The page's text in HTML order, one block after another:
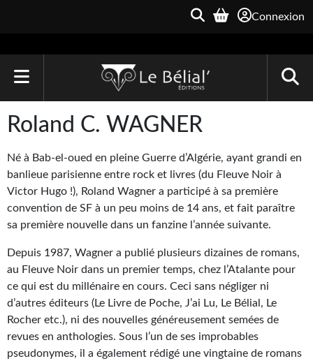
Connexion
ACCUEIL
Le Bélial'
Une Heure-Lumière
Parallaxe
Quarante-Deux
Kvasar
Pulps
Roland C. WAGNER
Né à Bab-el-oued en pleine Guerre d’Algérie, ayant grandi en
banlieue parisienne entre rock et livres (du Fleuve Noir à
Victor Hugo !), Roland Wagner a participé à sa première
convention de SF à un peu moins de 14 ans, et fait paraître
sa première nouvelle dans un fanzine l’année suivante.
Depuis 1987, Wagner a publié plusieurs dizaines de romans,
au Fleuve Noir dans un premier temps, chez l’Atalante pour
ce qui est du millénaire en cours. Ceci sans négliger ni
d’autres éditeurs (Le Livre de Poche, J’ai Lu, Le Bélial, Le
Rocher etc.), ni des nouvelles généreusement semées de
revues en anthologies. Sous l’un de ses improbables
pseudonymes, il a également rédigé une vingtaine de romans